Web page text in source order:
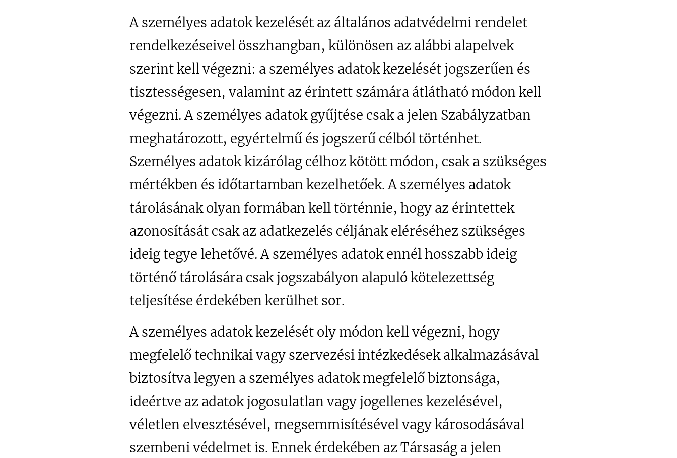
A személyes adatok kezelését az általános adatvédelmi rendelet
rendelkezéseivel összhangban, különösen az alábbi alapelvek
szerint kell végezni: a személyes adatok kezelését jogszerűen és
tisztességesen, valamint az érintett számára átlátható módon kell
végezni. A személyes adatok gyűjtése csak a jelen Szabályzatban
meghatározott, egyértelmű és jogszerű célból történhet.
Személyes adatok kizárólag célhoz kötött módon, csak a szükséges
mértékben és időtartamban kezelhetőek. A személyes adatok
tárolásának olyan formában kell történnie, hogy az érintettek
azonosítását csak az adatkezelés céljának eléréséhez szükséges
ideig tegye lehetővé. A személyes adatok ennél hosszabb ideig
történő tárolására csak jogszabályon alapuló kötelezettség
teljesítése érdekében kerülhet sor.
A személyes adatok kezelését oly módon kell végezni, hogy
megfelelő technikai vagy szervezési intézkedések alkalmazásával
biztosítva legyen a személyes adatok megfelelő biztonsága,
ideértve az adatok jogosulatlan vagy jogellenes kezelésével,
véletlen elvesztésével, megsemmisítésével vagy károsodásával
szembeni védelmet is. Ennek érdekében az Társaság a jelen